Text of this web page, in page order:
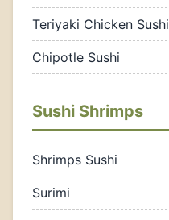
Teriyaki Chicken Sushi
Chipotle Sushi
Sushi Shrimps
Shrimps Sushi
Surimi